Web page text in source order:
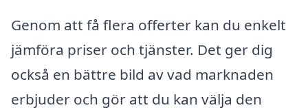
Genom att få flera offerter kan du enkelt
jämföra priser och tjänster. Det ger dig
också en bättre bild av vad marknaden
erbjuder och gör att du kan välja den